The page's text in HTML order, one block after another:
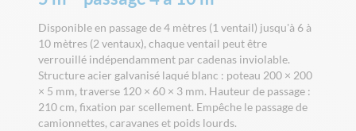
Disponible en passage de 4 mètres (1 ventail) jusqu'à 6 à
10 mètres (2 ventaux), chaque ventail peut être
verrouillé indépendamment par cadenas inviolable.
Structure acier galvanisé laqué blanc : poteau 200 × 200
× 5 mm, traverse 120 × 60 × 3 mm. Hauteur de passage :
210 cm, fixation par scellement. Empêche le passage de
camionnettes, caravanes et poids lourds.